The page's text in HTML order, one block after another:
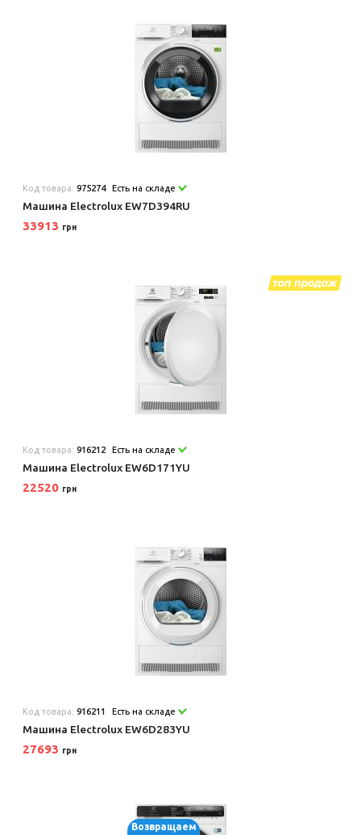
Код товара:975274 Есть на складе
Машина Electrolux EW7D394RU
33913 грн
Код товара:916212 Есть на складе
Машина Electrolux EW6D171YU
22520 грн
Код товара:916211 Есть на складе
Машина Electrolux EW6D283YU
27693 грн
Возвращаем